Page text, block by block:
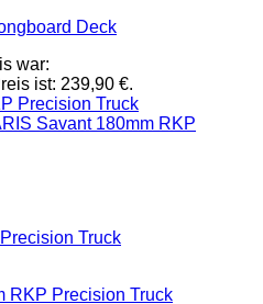
Deck
war:
ist: 239,90 €.
Truck